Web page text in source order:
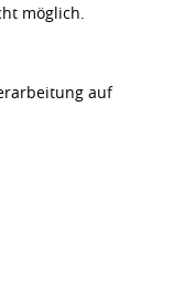
möglich.
auf